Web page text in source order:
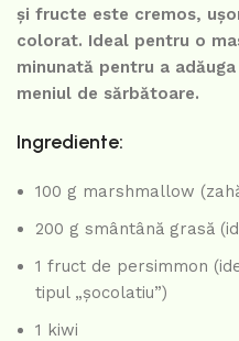
și fructe este cremos,
colorat. Ideal pentru o
minunată pentru a
meniul de sărbătoare.
Ingrediente:
100 g marshmallow
200 g smântână grasă
1 fruct de persimmon
tipul „șocolatiu”)
1 kiwi